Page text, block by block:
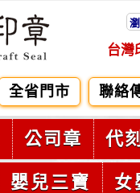
台灣
全省門市 聯絡
公司章 代
嬰兒三寶 女